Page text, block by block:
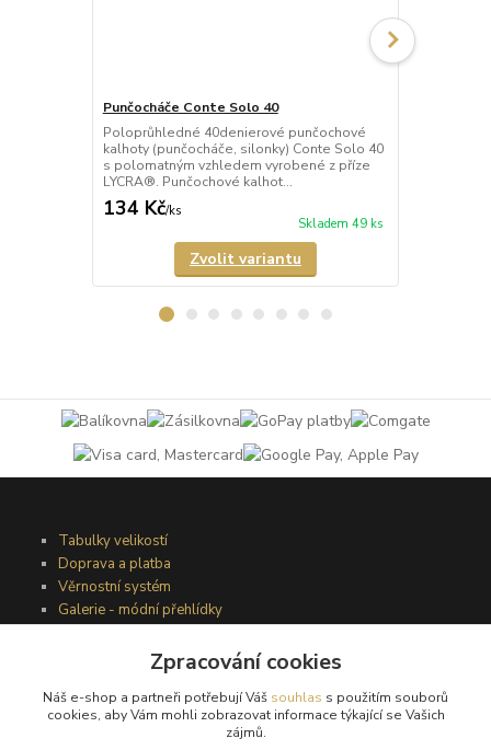
Punčocháče Conte Solo 40
Poloprůhledné 40denierové punčochové
kalhoty (punčocháče, silonky) Conte Solo 40
s polomatným vzhledem vyrobené z příze
LYCRA®. Punčochové kalhot...
134 Kč/ks
Skladem 49 ks
Zvolit variantu
Tabulky velikostí
Doprava a platba
Věrnostní systém
Galerie - módní přehlídky
Podmínky užití webového rozhraní
Obchodní podmínky
Zpracování cookies
Náš e-shop a partneři potřebují Váš souhlas s použitím souborů
cookies, aby Vám mohli zobrazovat informace týkající se Vašich
zájmů.